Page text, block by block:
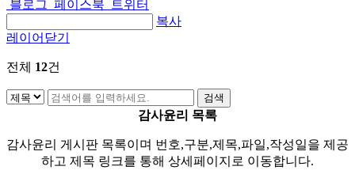
블로그 페이스북
트위터
복사
레이어닫기
전체 12건
감사윤리 목록
감사윤리 게시판 목록이며 번호,구분,제목,파일,작성일을 제공
하고 제목 링크를 통해 상세페이지로 이동합니다.